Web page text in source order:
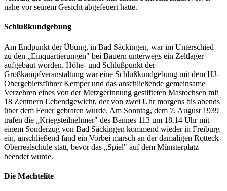
nahe vor seinem Gesicht abgefeuert hatte.
Schlußkundgebung
Am Endpunkt der Übung, in Bad Säckingen, war im Unterschied
zu den „Einquartierungen" bei Bauern unterwegs ein Zeltlager
aufgebaut worden. Höhe- und Schlußpunkt der
Großkampfveranstaltung war eine Schlußkundgebung mit dem HJ-
Obergebietsführer Kemper und das anschließende gemeinsame
Verzehren eines von der Metzgerinnung gestifteten Mastochsen mit
18 Zentnern Lebendgewicht, der von zwei Uhr morgens bis abends
über dem Feuer gebraten wurde. Am Sonntag, dem 7. August 1939
trafen die „Kriegsteilnehmer" des Bannes 113 um 18.14 Uhr mit
einem Sonderzug von Bad Säckingen kommend wieder in Freiburg
ein, anschließend fand ein Vorbei­ marsch an der damaligen Rotteck-
Oberrealschule statt, bevor das „Spiel" auf dem Münsterplatz
beendet wurde.
Die Machtelite